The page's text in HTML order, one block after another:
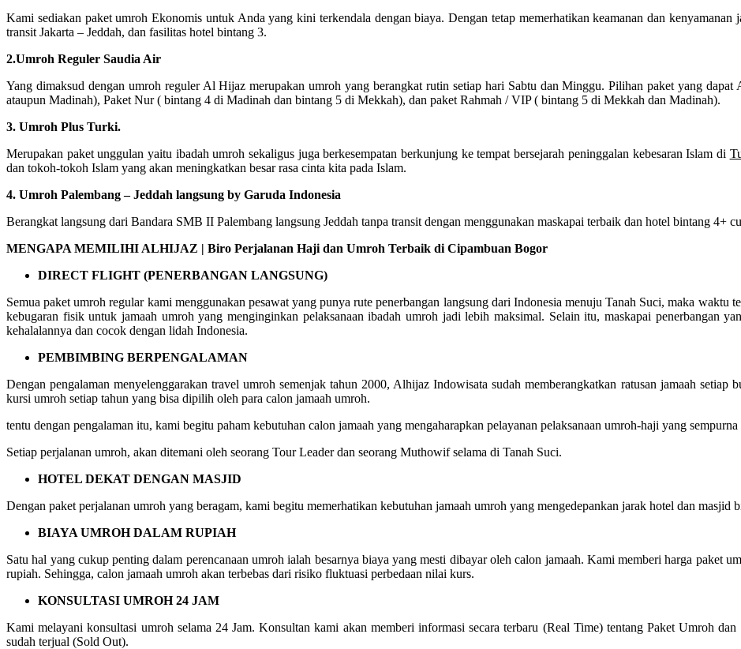
Kami sediakan paket umroh Ekonomis untuk Anda yang kini terkendala dengan biaya. Dengan tetap memerhatikan keamanan dan
transit Jakarta – Jeddah, dan fasilitas hotel bintang 3.
2.Umroh Reguler Saudia Air
Yang dimaksud dengan umroh reguler Al Hijaz merupakan umroh yang berangkat rutin setiap hari Sabtu dan Minggu. Pilihan paket yang
ataupun Madinah), Paket Nur ( bintang 4 di Madinah dan bintang 5 di Mekkah), dan paket Rahmah / VIP ( bintang 5 di Mekkah dan Madinah).
3. Umroh Plus Turki.
Merupakan paket unggulan yaitu ibadah umroh sekaligus juga berkesempatan berkunjung ke tempat bersejarah peninggalan kebesaran Islam di
dan tokoh-tokoh Islam yang akan meningkatkan besar rasa cinta kita pada Islam.
4. Umroh Palembang – Jeddah langsung by Garuda Indonesia
Berangkat langsung dari Bandara SMB II Palembang langsung Jeddah tanpa transit dengan menggunakan maskapai terbaik dan hotel bintang
MENGAPA MEMILIHI ALHIJAZ | Biro Perjalanan Haji dan Umroh Terbaik di Cipambuan Bogor
DIRECT FLIGHT (PENERBANGAN LANGSUNG)
Semua paket umroh regular kami menggunakan pesawat yang punya rute penerbangan langsung dari Indonesia menuju Tanah Suci, maka
kebugaran fisik untuk jamaah umroh yang menginginkan pelaksanaan ibadah umroh jadi lebih maksimal. Selain itu, maskapai penerbangan
kehalalannya dan cocok dengan lidah Indonesia.
PEMBIMBING BERPENGALAMAN
Dengan pengalaman menyelenggarakan travel umroh semenjak tahun 2000, Alhijaz Indowisata sudah memberangkatkan ratusan jamaah setiap
kursi umroh setiap tahun yang bisa dipilih oleh para calon jamaah umroh.
tentu dengan pengalaman itu, kami begitu paham kebutuhan calon jamaah yang mengaharapkan pelayanan pelaksanaan umroh-haji yang sempurna
Setiap perjalanan umroh, akan ditemani oleh seorang Tour Leader dan seorang Muthowif selama di Tanah Suci.
HOTEL DEKAT DENGAN MASJID
Dengan paket perjalanan umroh yang beragam, kami begitu memerhatikan kebutuhan jamaah umroh yang mengedepankan jarak hotel dan masjid
BIAYA UMROH DALAM RUPIAH
Satu hal yang cukup penting dalam perencanaan umroh ialah besarnya biaya yang mesti dibayar oleh calon jamaah. Kami memberi harga paket
rupiah. Sehingga, calon jamaah umroh akan terbebas dari risiko fluktuasi perbedaan nilai kurs.
KONSULTASI UMROH 24 JAM
Kami melayani konsultasi umroh selama 24 Jam. Konsultan kami akan memberi informasi secara terbaru (Real Time) tentang Paket Umroh
sudah terjual (Sold Out).